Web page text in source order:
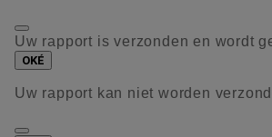
Uw rapport is verzonden en wordt
OKÉ
Uw rapport kan niet worden